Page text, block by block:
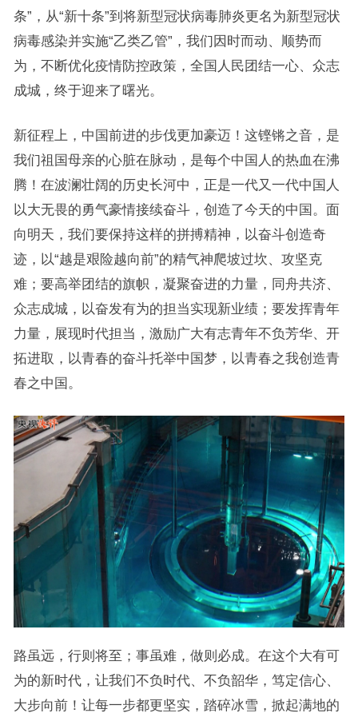
条”，从“新十条”到将新型冠状病毒肺炎更名为新型冠状
病毒感染并实施“乙类乙管”，我们因时而动、顺势而
为，不断优化疫情防控政策，全国人民团结一心、众志
成城，终于迎来了曙光。
新征程上，中国前进的步伐更加豪迈！这铿锵之音，是
我们祖国母亲的心脏在脉动，是每个中国人的热血在沸
腾！在波澜壮阔的历史长河中，正是一代又一代中国人
以大无畏的勇气豪情接续奋斗，创造了今天的中国。面
向明天，我们要保持这样的拼搏精神，以奋斗创造奇
迹，以“越是艰险越向前”的精气神爬坡过坎、攻坚克
难；要高举团结的旗帜，凝聚奋进的力量，同舟共济、
众志成城，以奋发有为的担当实现新业绩；要发挥青年
力量，展现时代担当，激励广大有志青年不负芳华、开
拓进取，以青春的奋斗托举中国梦，以青春之我创造青
春之中国。
路虽远，行则将至；事虽难，做则必成。在这个大有可
为的新时代，让我们不负时代、不负韶华，笃定信心、
大步向前！让每一步都更坚实，踏碎冰雪，掀起满地的